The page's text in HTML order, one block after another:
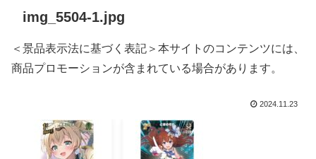
img_5504-1.jpg
＜景品表示法に基づく表記＞本サイトのコンテンツには、
商品プロモーションが含まれている場合があります。
2024.11.23